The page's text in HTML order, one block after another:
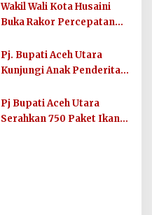
Wakil Wali Kota Husaini
Buka Rakor Percepatan
Tegaskan Komitmen
Kolaboratif dalam Upaya
Pj. Bupati Aceh Utara
Kunjungi Anak Penderita
Patisah
Pj Bupati Aceh Utara
Serahkan 750 Paket Ikan